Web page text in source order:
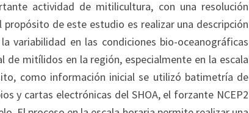
actividad de mitilicultura, con una resolución
propósito de este estudio es realizar una descripción
variabilidad en las condiciones bio-oceanográficas
mitílidos en la región, especialmente en la escala
como información inicial se utilizó batimetría de
y cartas electrónicas del SHOA, el forzante NCEP2